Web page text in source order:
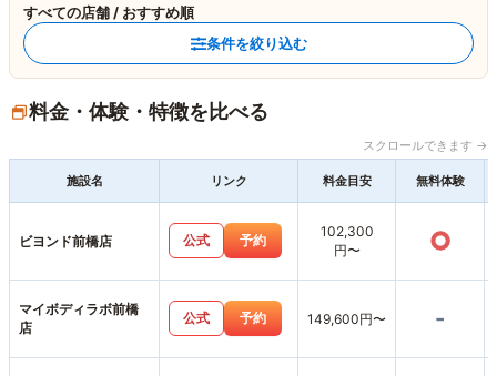
すべての店舗 / おすすめ順
条件を絞り込む
料金・体験・特徴を比べる
スクロールできます →
施設名 リンク 料金目安 無料体験
ビヨンド前橋店 公式 予約
102,300
円〜
○
マイボディラボ前橋
店
公式 予約 149,600円〜 -